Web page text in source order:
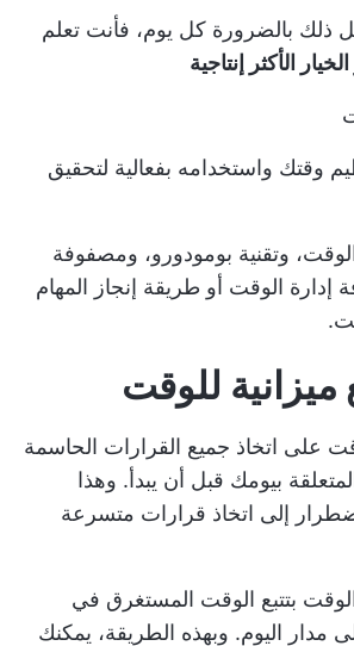
ذلك بالضرورة كل يوم، فأنت تعلم
الأكثر إنتاجية
وقتك واستخدامه بفعالية لتحقيق
وتقنية بومودورو، ومصفوفة
إدارة الوقت أو طريقة إنجاز المهام
للوقت
على اتخاذ جميع القرارات الحاسمة
بيومك قبل أن يبدأ. وهذا
إلى اتخاذ قرارات متسرعة
بتتبع الوقت المستغرق في
مدار اليوم. وبهذه الطريقة، يمكنك